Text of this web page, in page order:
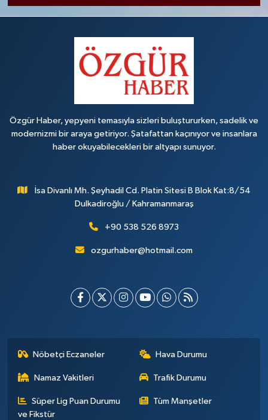
Özgür Haber, yepyeni temasıyla sizleri buluştururken, sadelik ve
modernizmi bir araya getiriyor. Şatafattan kaçınıyor ve insanlara
haber okuyabilecekleri bir altyapı sunuyor.
İsa Divanlı Mh. Şeyhadil Cd. Platin Sitesi B Blok Kat:8/54
Dulkadiroğlu / Kahramanmaraş
+90 538 526 8973
ozgurhaber@hotmail.com
Nöbetçi Eczaneler Hava Durumu
Namaz Vakitleri Trafik Durumu
Süper Lig Puan Durumu
ve Fikstür
Tüm Manşetler